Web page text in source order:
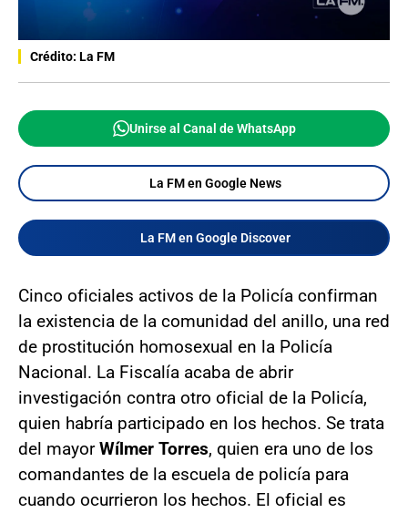
Crédito: La FM
Unirse al Canal de WhatsApp
La FM en Google News
La FM en Google Discover
Cinco oficiales activos de la Policía confirman
la existencia de la comunidad del anillo, una red
de prostitución homosexual en la Policía
Nacional. La Fiscalía acaba de abrir
investigación contra otro oficial de la Policía,
quien habría participado en los hechos. Se trata
del mayorWílmer Torres, quien era uno de los
comandantes de la escuela de policía para
cuando ocurrieron los hechos. El oficial es